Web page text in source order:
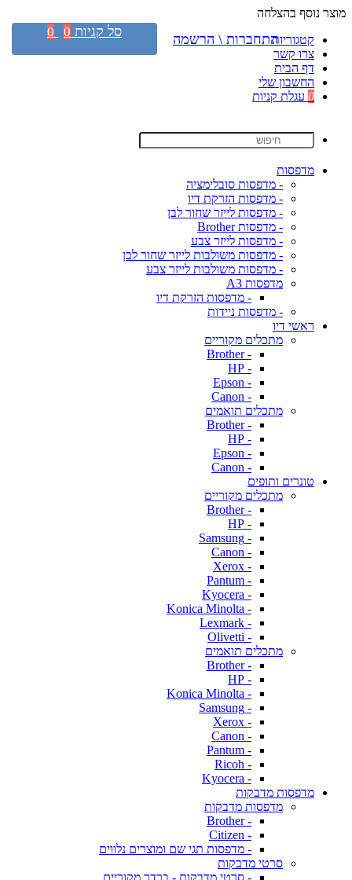
מוצר נוסף בהצלחה
קטגוריות
צרו קשר
דף הבית
החשבון שלי
0 עגלת קניות
מדפסות
- מדפסות סובלימציה
- מדפסות הזרקת דיו
- מדפסות לייזר שחור לבן
- מדפסות Brother
- מדפסות לייזר צבע
- מדפסות משולבות לייזר שחור לבן
- מדפסות משולבות לייזר צבע
מדפסות A3
- מדפסות הזרקת דיו
- מדפסות ניידות
ראשי דיו
מתכלים מקוריים
- Brother
- HP
- Epson
- Canon
מתכלים תואמים
- Brother
- HP
- Epson
- Canon
טונרים ותופים
מתכלים מקוריים
- Brother
- HP
- Samsung
- Canon
- Xerox
- Pantum
- Kyocera
- Konica Minolta
- Lexmark
- Olivetti
מתכלים תואמים
- Brother
- HP
- Konica Minolta
- Samsung
- Xerox
- Canon
- Pantum
- Ricoh
- Kyocera
מדפסות מדבקות
מדפסות מדבקות
- Brother
- Citizen
- מדפסות תגי שם ומוצרים נלווים
סרטי מדבקות
- סרטי מדבקות - ברדר מקוריים
התחברות \ הרשמה סל קניות 0
0